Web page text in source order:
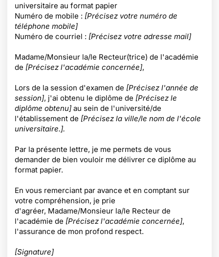
universitaire au format papier
Numéro de mobile : [Précisez votre numéro de
téléphone mobile]
Numéro de courriel : [Précisez votre adresse mail]
Madame/Monsieur la/le Recteur(trice) de l'académie
de [Précisez l'académie concernée],
Lors de la session d'examen de [Précisez l'année de
session], j'ai obtenu le diplôme de [Précisez le
diplôme obtenu] au sein de l'université/de
l'établissement de [Précisez la ville/le nom de l'école
universitaire.].
Par la présente lettre, je me permets de vous
demander de bien vouloir me délivrer ce diplôme au
format papier.
En vous remerciant par avance et en comptant sur
votre compréhension, je prie
d'agréer, Madame/Monsieur la/le Recteur de
l'académie de [Précisez l'académie concernée],
l'assurance de mon profond respect.
[Signature]